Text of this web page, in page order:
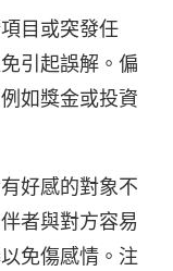
目或突發任
引起誤解。偏
如獎金或投資
好感的對象不
者與對方容易
免傷感情。注